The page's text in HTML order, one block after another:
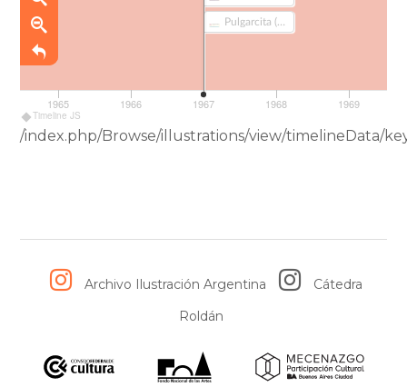
Timeline JS
1965 1966 1967 1968 1969
/index.php/Browse/illustrations/view/timelineData/
Archivo Ilustración Argentina
Cátedra
Roldán